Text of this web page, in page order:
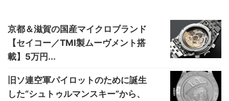
京都＆滋賀の国産マイクロブランド
【セイコー／TMI製ムーヴメント搭
載】5万円...
旧ソ連空軍パイロットのために誕生
した“シュトゥルマンスキー”から、